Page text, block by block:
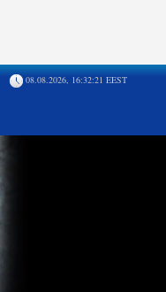
08.08.2026, 16:32:21 EEST